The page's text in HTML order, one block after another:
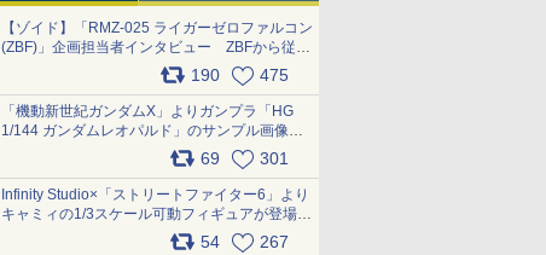
【ゾイド】「RMZ-025 ライガーゼロファルコン
(ZBF)」企画担当者インタビュー ZBFから従来
デザインまで再現可能なボリューム満点のキッ
ト pic.x.com/6zOqQAQKkX
190 475
「機動新世紀ガンダムX」よりガンプラ「HG
1/144 ガンダムレオパルド」のサンプル画像が
69 301
Infinity Studio×「ストリートファイター6」より
キャミィの1/3スケール可動フィギュアが登場
54 267